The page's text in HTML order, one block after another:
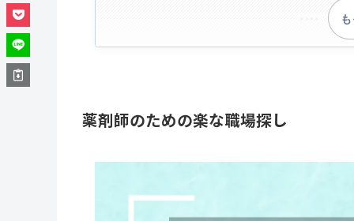
薬剤師のための楽な職場探し